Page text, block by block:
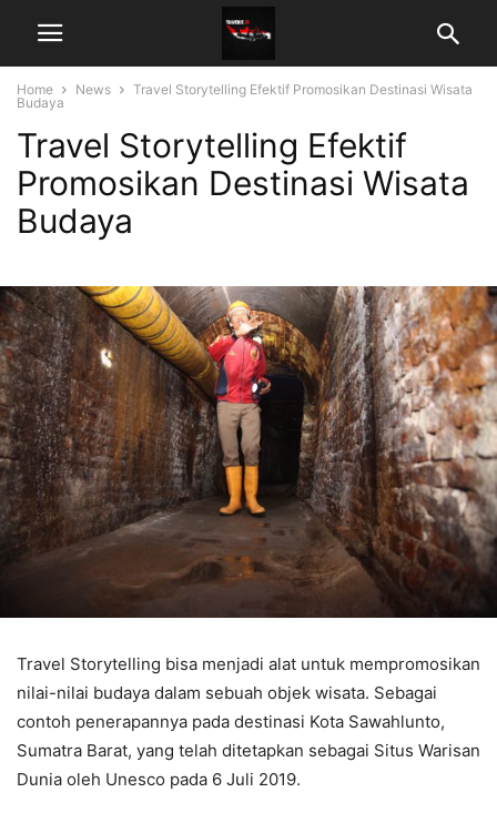
Home News
Travel Storytelling Efektif Promosikan Destinasi Wisata
Budaya
Travel Storytelling Efektif
Promosikan Destinasi Wisata
Budaya
Travel Storytelling bisa menjadi alat untuk mempromosikan
nilai-nilai budaya dalam sebuah objek wisata. Sebagai
contoh penerapannya pada destinasi Kota Sawahlunto,
Sumatra Barat, yang telah ditetapkan sebagai Situs Warisan
Dunia oleh Unesco pada 6 Juli 2019.